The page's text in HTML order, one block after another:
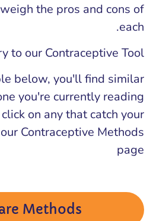
the pros and cons of
each.
to our Contraceptive Tool
below, you'll find similar
you're currently reading
on any that catch your
Contraceptive Methods
page
Methods